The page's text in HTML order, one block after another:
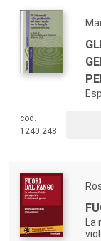
cod.
1240.248
La